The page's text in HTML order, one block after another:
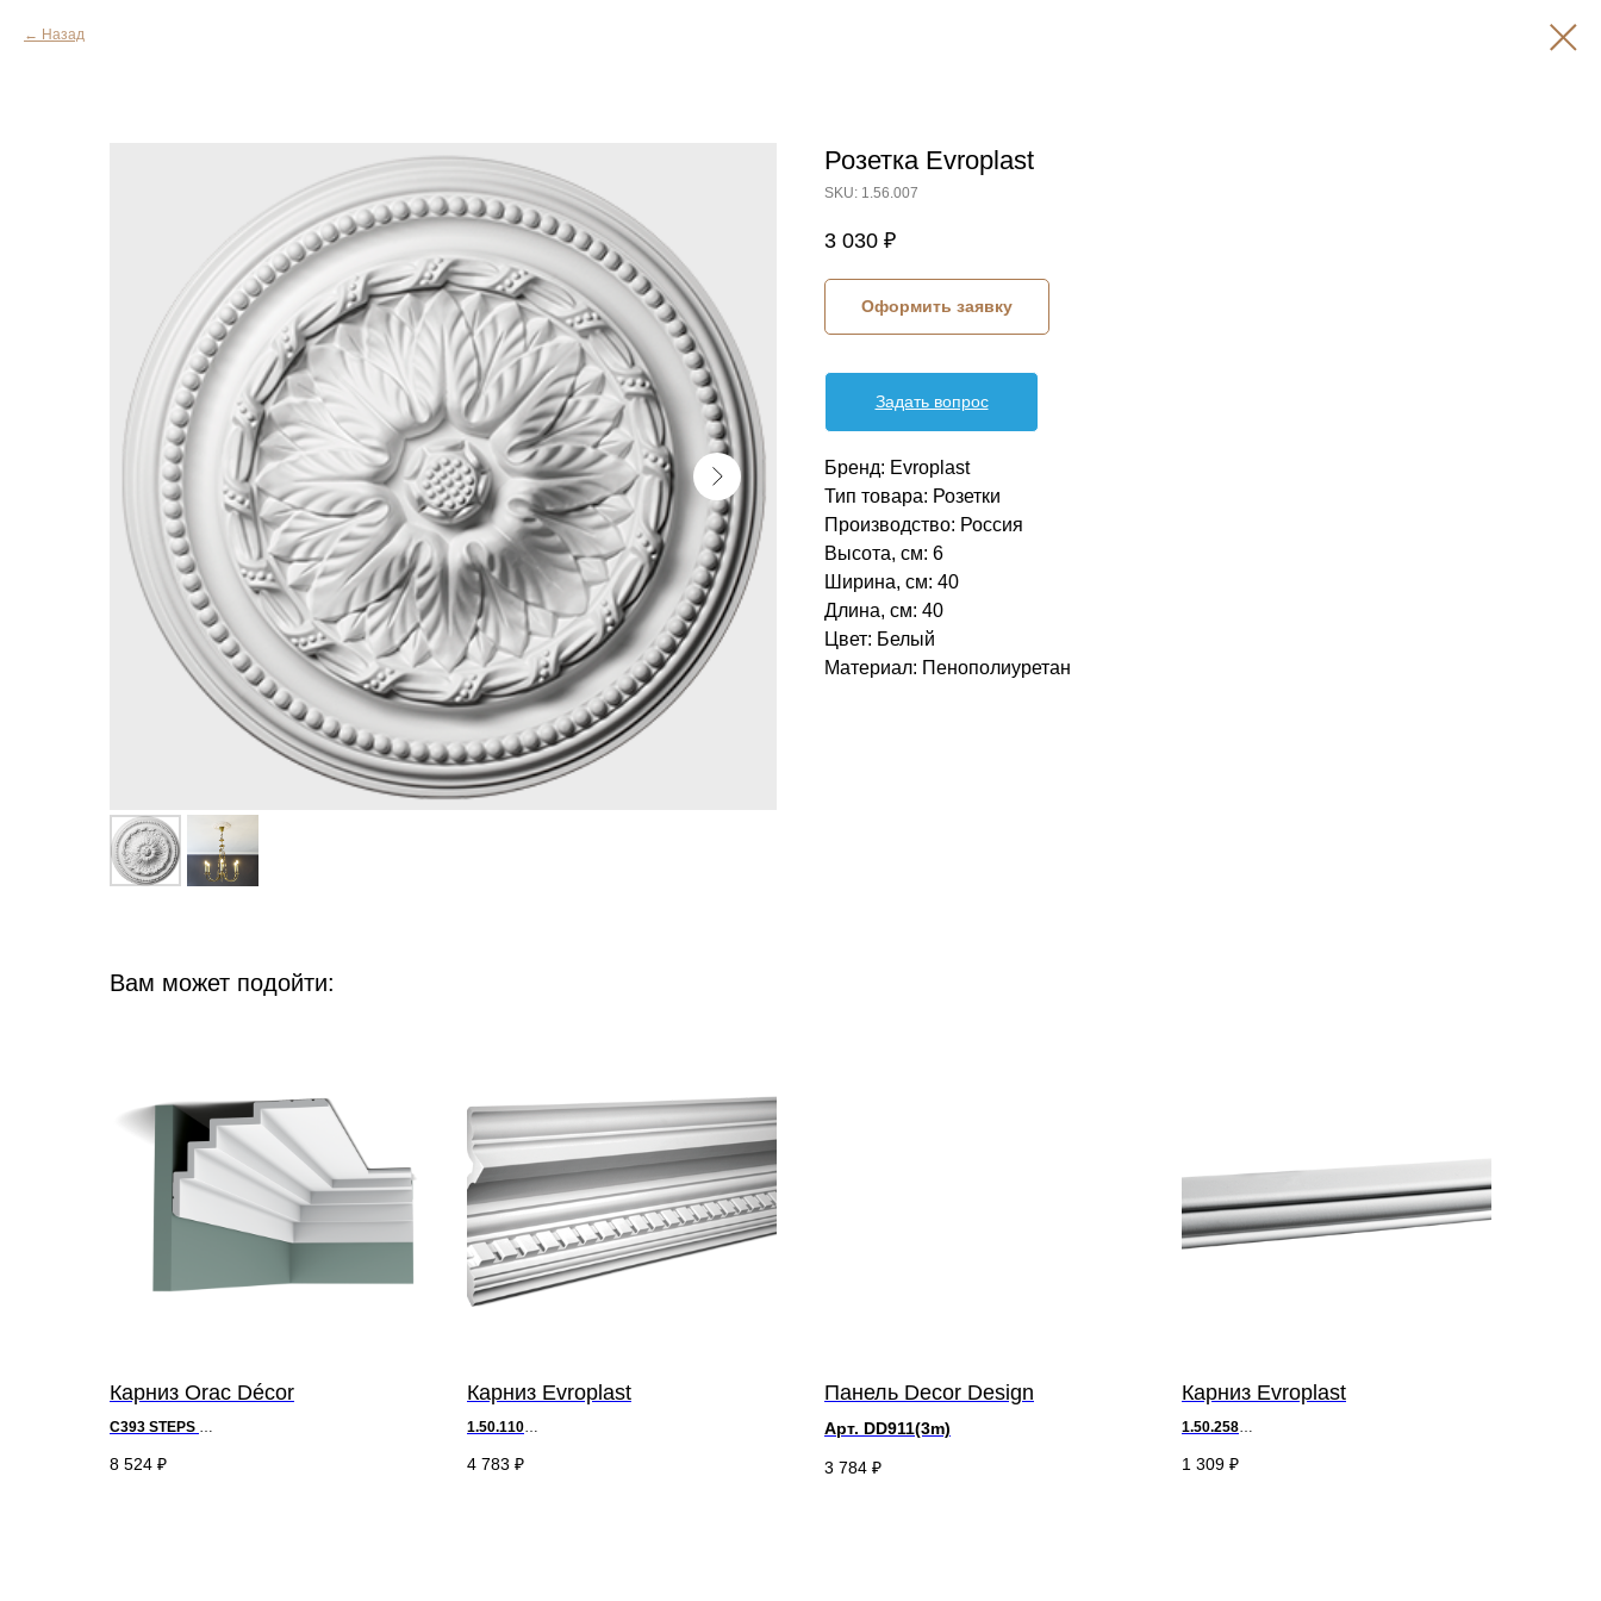
Назад
Розетка Evroplast
SKU: 1.56.007
3 030 ₽
Оформить заявку
Задать вопрос
Бренд: Evroplast
Тип товара: Розетки
Производство: Россия
Высота, см: 6
Ширина, см: 40
Длина, см: 40
Цвет: Белый
Материал: Пенополиуретан‎‎
Вам может подойти:
Карниз Orac Décor
C393 STEPS
8 524 ₽
Карниз Evroplast
1.50.110
4 783 ₽
Панель Decor Design
Арт. DD911(3m)
3 784 ₽
Карниз Evroplast
1.50.258
1 309 ₽